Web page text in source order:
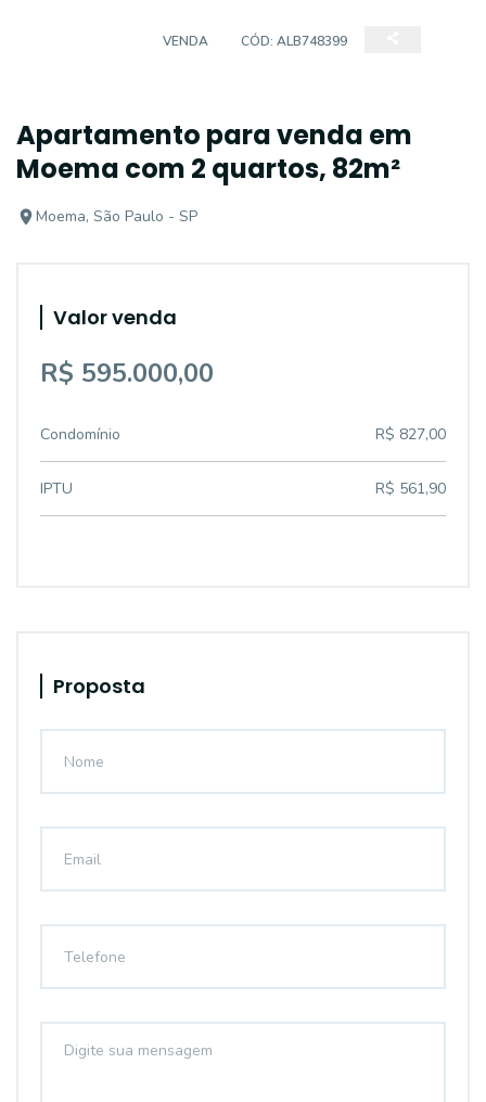
VENDA CÓD: ALB748399
Apartamento para venda em
Moema com 2 quartos, 82m²
Moema, São Paulo - SP
Valor venda
R$ 595.000,00
Condomínio R$ 827,00
IPTU R$ 561,90
Proposta